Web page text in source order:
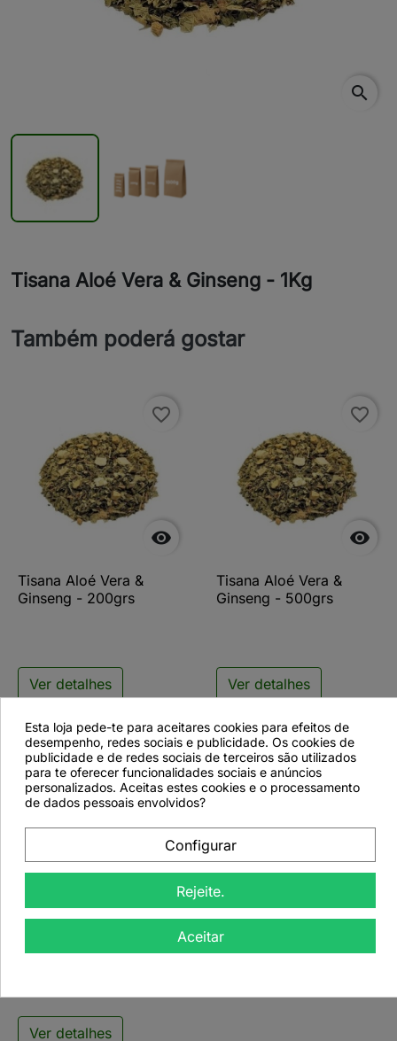
search
Tisana Aloé Vera & Ginseng - 1Kg
Também poderá gostar

favorite_border
Tisana Aloé Vera &
Ginseng - 200grs
Ver detalhes

favorite_border
Tisana Aloé Vera &
Ginseng - 500grs
Ver detalhes
favorite_border
Ver detalhes
Esta loja pede-te para aceitares cookies para efeitos de
desempenho, redes sociais e publicidade. Os cookies de
publicidade e de redes sociais de terceiros são utilizados
para te oferecer funcionalidades sociais e anúncios
personalizados. Aceitas estes cookies e o processamento
de dados pessoais envolvidos?
Configurar
Rejeite.
Aceitar